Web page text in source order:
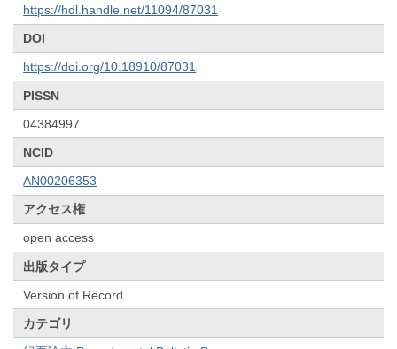
https://hdl.handle.net/11094/87031
DOI
https://doi.org/10.18910/87031
PISSN
04384997
NCID
AN00206353
アクセス権
open access
出版タイプ
Version of Record
カテゴリ